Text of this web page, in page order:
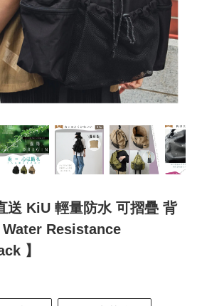
送 KiU 輕量防水 可摺疊 背
Resistance
】